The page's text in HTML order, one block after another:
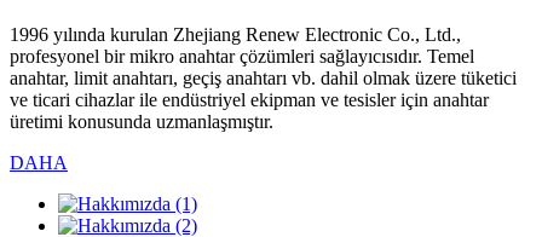
1996 yılında kurulan Zhejiang Renew Electronic Co., Ltd.,
profesyonel bir mikro anahtar çözümleri sağlayıcısıdır. Temel
anahtar, limit anahtarı, geçiş anahtarı vb. dahil olmak üzere tüketici
ve ticari cihazlar ile endüstriyel ekipman ve tesisler için anahtar
üretimi konusunda uzmanlaşmıştır.
DAHA